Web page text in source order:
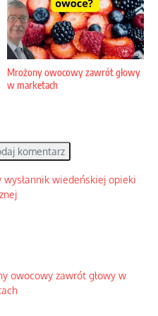
Mrożony owocowy zawrót głowy
w marketach
komentarz
wysłannik wiedeńskiej opieki
owocowy zawrót głowy w